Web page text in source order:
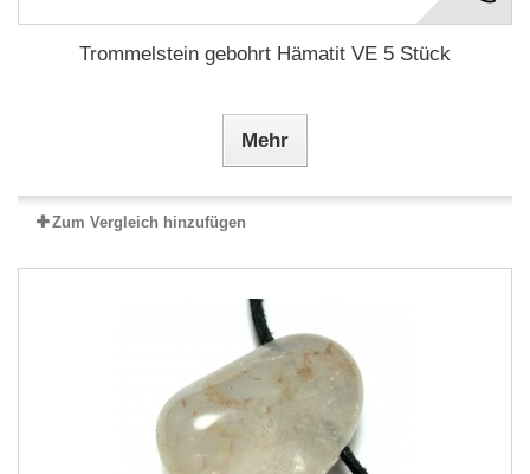
Trommelstein gebohrt Hämatit VE 5 Stück
Mehr
Zum Vergleich hinzufügen